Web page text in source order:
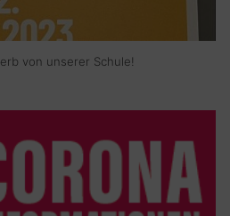
von unserer Schule!